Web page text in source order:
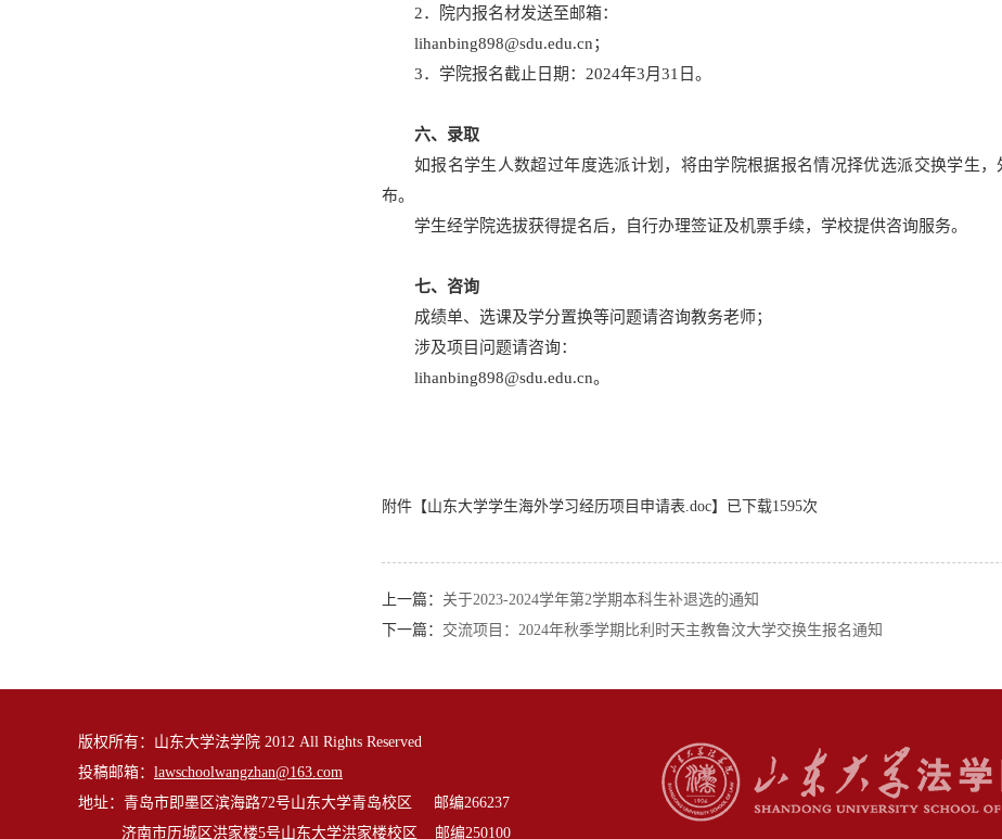
2．院内报名材发送至邮箱：
lihanbing898@sdu.edu.cn；
3．学院报名截止日期：2024年3月31日。
六、录取
如报名学生人数超过年度选派计划，将由学院根据报名情况择优选派交换学生
布。
学生经学院选拔获得提名后，自行办理签证及机票手续，学校提供咨询服务。
七、咨询
成绩单、选课及学分置换等问题请咨询教务老师；
涉及项目问题请咨询：
lihanbing898@sdu.edu.cn。
附件【山东大学学生海外学习经历项目申请表.doc】已下载1595次
上一篇： 关于2023-2024学年第2学期本科生补退选的通知
下一篇： 交流项目：2024年秋季学期比利时天主教鲁汶大学交换生报名通知
版权所有：山东大学法学院 2012 All Rights Reserved
投稿邮箱： lawschoolwangzhan@163.com
地址：青岛市即墨区滨海路72号山东大学青岛校区 邮编266237
济南市历城区洪家楼5号山东大学洪家楼校区 邮编250100